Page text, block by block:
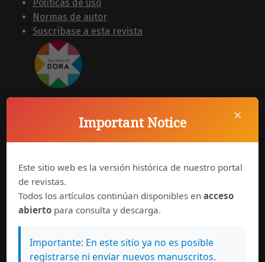
Políticas de uso
Normas de autor
Suscríbase a esta revista
×
Important Notice
Este sitio web es la versión histórica de nuestro portal
de revistas.
Todos los artículos continúan disponibles enacceso
abierto para consulta y descarga.
Importante: En este sitio ya no es posible
registrarse ni enviar nuevos manuscritos.